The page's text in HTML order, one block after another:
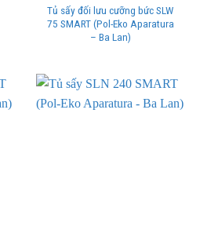
Tủ sấy đối lưu cưỡng bức SLW
75 SMART (Pol-Eko Aparatura
– Ba Lan)